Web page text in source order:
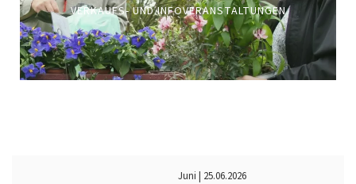
VERKAUFS- UND INFOVERANSTALTUNGEN
Juni | 25.06.2026